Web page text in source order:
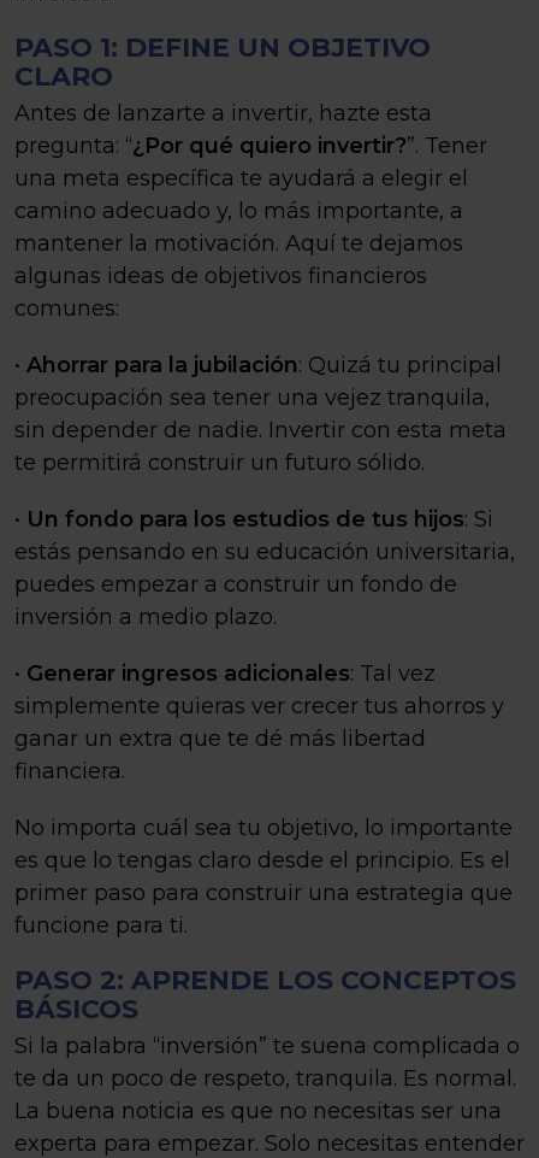
PASO 1: DEFINE UN OBJETIVO
CLARO
Antes de lanzarte a invertir, hazte esta
pregunta: “¿Por qué quiero invertir?”. Tener
una meta específica te ayudará a elegir el
camino adecuado y, lo más importante, a
mantener la motivación. Aquí te dejamos
algunas ideas de objetivos financieros
comunes:
• Ahorrar para la jubilación: Quizá tu principal
preocupación sea tener una vejez tranquila,
sin depender de nadie. Invertir con esta meta
te permitirá construir un futuro sólido.
• Un fondo para los estudios de tus hijos: Si
estás pensando en su educación universitaria,
puedes empezar a construir un fondo de
inversión a medio plazo.
• Generar ingresos adicionales: Tal vez
simplemente quieras ver crecer tus ahorros y
ganar un extra que te dé más libertad
financiera.
No importa cuál sea tu objetivo, lo importante
es que lo tengas claro desde el principio. Es el
primer paso para construir una estrategia que
funcione para ti.
PASO 2: APRENDE LOS CONCEPTOS
BÁSICOS
Si la palabra “inversión” te suena complicada o
te da un poco de respeto, tranquila. Es normal.
La buena noticia es que no necesitas ser una
experta para empezar. Solo necesitas entender